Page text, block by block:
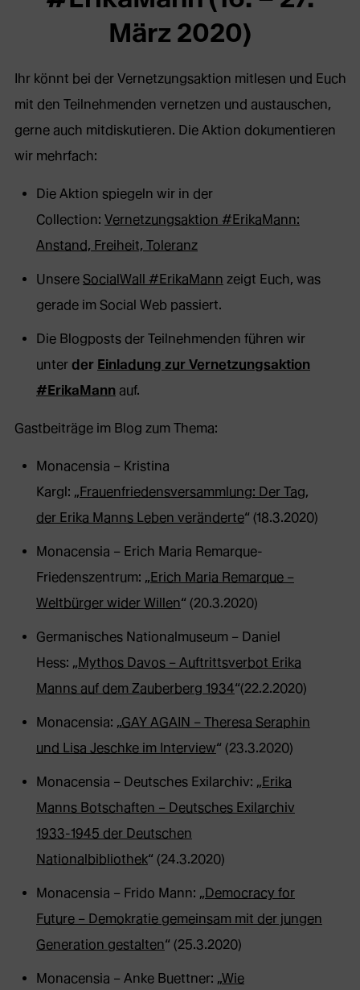
März 2020)
Ihr könnt bei der Vernetzungsaktion mitlesen und Euch
mit den Teilnehmenden vernetzen und austauschen,
gerne auch mitdiskutieren. Die Aktion dokumentieren
wir mehrfach:
Die Aktion spiegeln wir in der
Collection: Vernetzungsaktion #ErikaMann:
Anstand, Freiheit, Toleranz
Unsere SocialWall #ErikaMann zeigt Euch, was
gerade im Social Web passiert.
Die Blogposts der Teilnehmenden führen wir
unter der Einladung zur Vernetzungsaktion
#ErikaMann auf.
Gastbeiträge im Blog zum Thema:
Monacensia – Kristina
Kargl: „Frauenfriedensversammlung: Der Tag,
der Erika Manns Leben veränderte“ (18.3.2020)
Monacensia – Erich Maria Remarque-
Friedenszentrum: „Erich Maria Remarque –
Weltbürger wider Willen“ (20.3.2020)
Germanisches Nationalmuseum – Daniel
Hess: „Mythos Davos – Auftrittsverbot Erika
Manns auf dem Zauberberg 1934“(22.2.2020)
Monacensia: „GAY AGAIN – Theresa Seraphin
und Lisa Jeschke im Interview“ (23.3.2020)
Monacensia – Deutsches Exilarchiv: „Erika
Manns Botschaften – Deutsches Exilarchiv
1933-1945 der Deutschen
Nationalbibliothek“ (24.3.2020)
Monacensia – Frido Mann: „Democracy for
Future – Demokratie gemeinsam mit der jungen
Generation gestalten“ (25.3.2020)
Monacensia – Anke Buettner: „Wie